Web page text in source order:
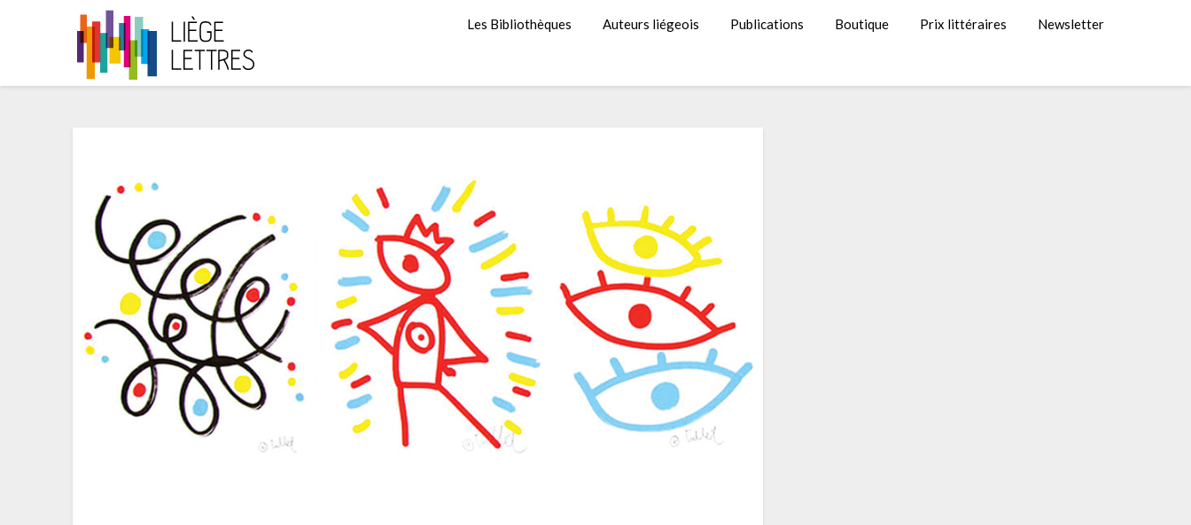
Les Bibliothèques Auteurs liégeois Publications Boutique Prix littéraires Newsletter